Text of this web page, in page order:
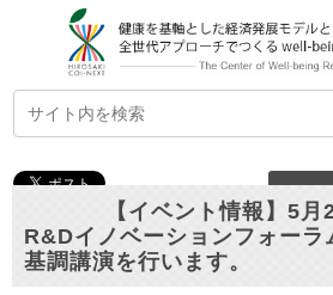
【イベント情報】5
R&Dイノベーションフォーラ
基調講演を行います。